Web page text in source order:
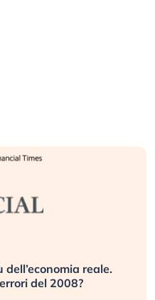
a spegnere Starlink.
sottovalutando il rischio?